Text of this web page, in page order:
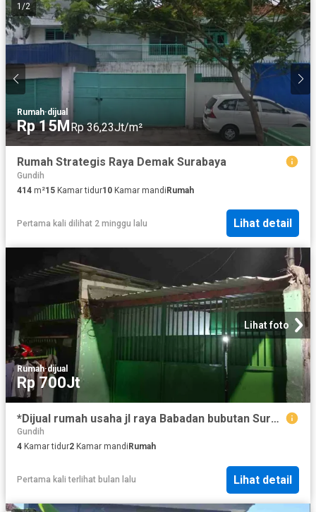
1 /2
Rumah·dijual
Rp 15MRp 36,23Jt/m²
Rumah Strategis Raya Demak Surabaya
Gundih
414 m²15 Kamar tidur10 Kamar mandiRumah
Pertama kali dilihat 2 minggu lalu Lihat detail
Lihat foto
Rumah·dijual
Rp 700Jt
*Dijual rumah usaha jl raya Babadan bubutan Surabaya*
Gundih
4 Kamar tidur2 Kamar mandi Rumah
Pertama kali terlihat bulan lalu Lihat detail